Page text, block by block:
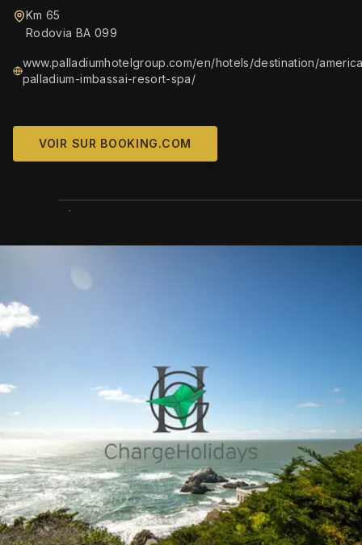
Km 65
Rodovia BA 099
www.palladiumhotelgroup.com/en/hotels/destination/
palladium-imbassai-resort-spa/
VOIR SUR BOOKING.COM